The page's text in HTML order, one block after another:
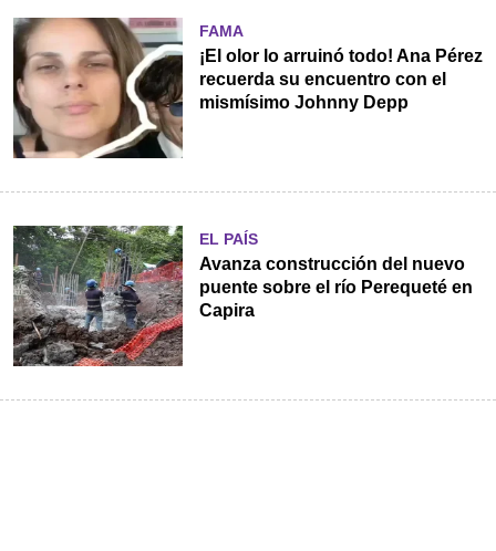
FAMA
¡El olor lo arruinó todo! Ana Pérez
recuerda su encuentro con el
mismísimo Johnny Depp
EL PAÍS
Avanza construcción del nuevo
puente sobre el río Perequeté en
Capira